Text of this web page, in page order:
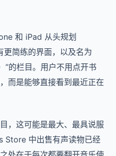
和 iPad 从头规划
简练的界面，以及名为
”的栏目。用户不用点开书
而是能够直接看到最近正在
，这可能是最大、最具说服
Store 中出售有声读物已经